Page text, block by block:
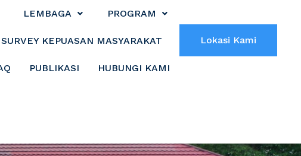
LEMBAGA PROGRAM
SURVEY KEPUASAN MASYARAKAT
PUBLIKASI HUBUNGI KAMI
Lokasi Kami